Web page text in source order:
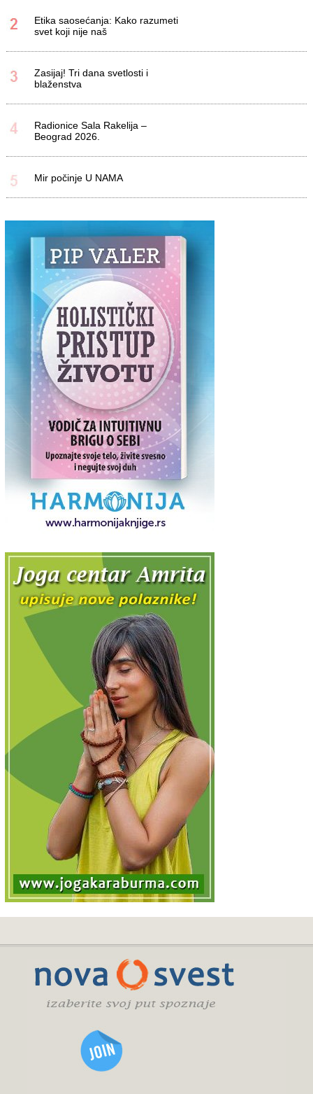
Etika saosećanja: Kako razumeti
svet koji nije naš
Zasijaj! Tri dana svetlosti i
blaženstva
Radionice Sala Rakelija –
Beograd 2026.
Mir počinje U NAMA